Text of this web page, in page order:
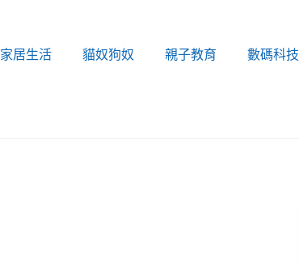
家居生活 貓奴狗奴 親子教育 數碼科技